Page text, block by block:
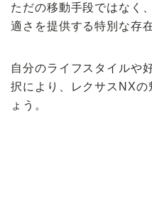
ただの移動手段ではなく
適さを提供する特別な存
自分のライフスタイルや
択により、レクサスNX
ょう。